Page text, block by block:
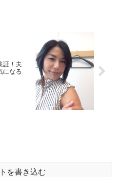
証！夫
になる
を書き込む